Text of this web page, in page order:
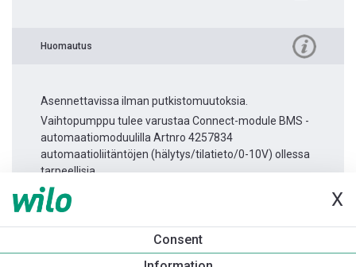
X
Consent
Huomautus
Asennettavissa ilman putkistomuutoksia.
Vaihtopumppu tulee varustaa Connect-module BMS -
automaatiomoduulilla Artnro 4257834
automaatioliitäntöjen (hälytys/tilatieto/0-10V) ollessa
tarpeellisia.
Tuotetietoa
Stratos PICO 25/0,5-6 -130